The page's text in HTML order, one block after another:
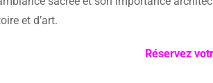
et d’art.
Réservez